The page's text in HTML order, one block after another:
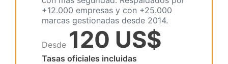
+12.000 empresas y con +25.000
marcas gestionadas desde 2014.
Desde 120 US$
Tasas oficiales incluidas